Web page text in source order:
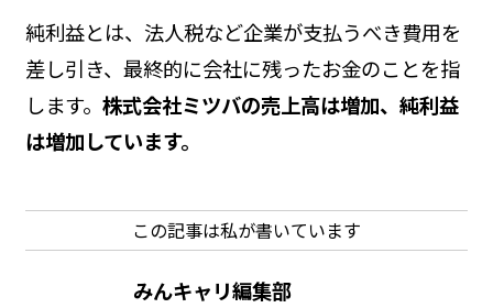
純利益とは、法人税など企業が支払うべき費用を
差し引き、最終的に会社に残ったお金のことを指
します。 株式会社ミツバの売上高は増加、純利益
は増加しています。
この記事は私が書いています
みんキャリ編集部